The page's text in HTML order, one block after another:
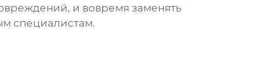
и вовремя заменять
специалистам.